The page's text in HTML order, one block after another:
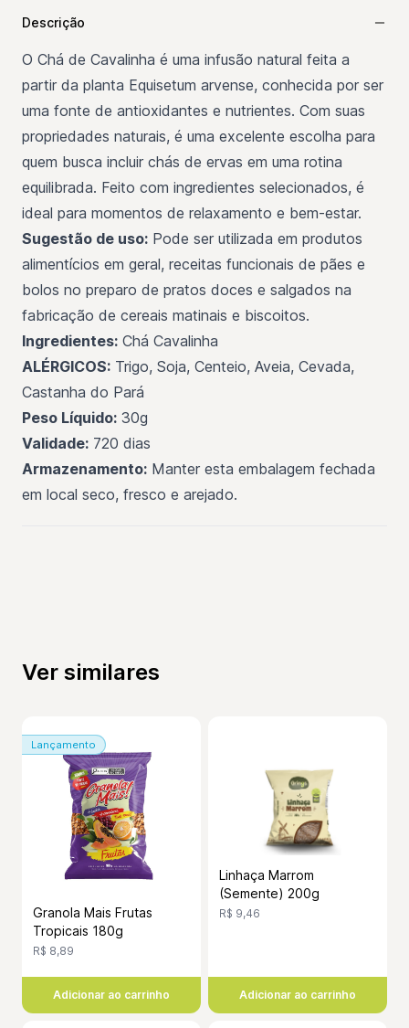
Descrição
O Chá de Cavalinha é uma infusão natural feita a
partir da planta Equisetum arvense, conhecida por ser
uma fonte de antioxidantes e nutrientes. Com suas
propriedades naturais, é uma excelente escolha para
quem busca incluir chás de ervas em uma rotina
equilibrada. Feito com ingredientes selecionados, é
ideal para momentos de relaxamento e bem-estar.
Sugestão de uso: Pode ser utilizada em produtos
alimentícios em geral, receitas funcionais de pães e
bolos no preparo de pratos doces e salgados na
fabricação de cereais matinais e biscoitos.
Ingredientes: Chá Cavalinha
ALÉRGICOS: Trigo, Soja, Centeio, Aveia, Cevada,
Castanha do Pará
Peso Líquido: 30g
Validade: 720 dias
Armazenamento: Manter esta embalagem fechada
em local seco, fresco e arejado.
Ver similares
Lançamento
Granola Mais Frutas
Tropicais 180g
R$ 8,89
Adicionar ao carrinho
Linhaça Marrom
(Semente) 200g
R$ 9,46
Adicionar ao carrinho